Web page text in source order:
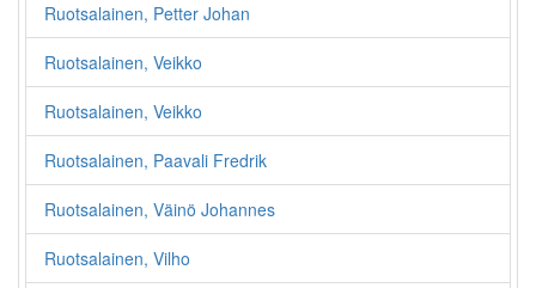
Ruotsalainen, Petter Johan
Ruotsalainen, Veikko
Ruotsalainen, Veikko
Ruotsalainen, Paavali Fredrik
Ruotsalainen, Väinö Johannes
Ruotsalainen, Vilho